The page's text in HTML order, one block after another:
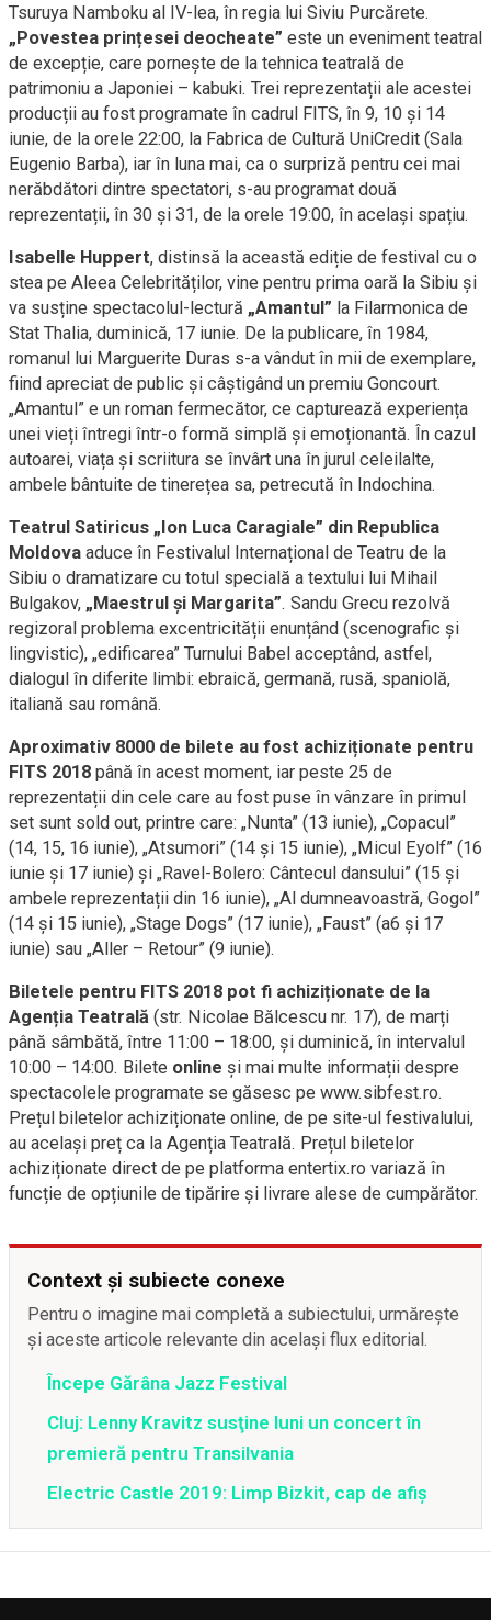
Tsuruya Namboku al IV-lea, în regia lui Siviu Purcărete.
„Povestea prințesei deocheate” este un eveniment teatral
de excepție, care pornește de la tehnica teatrală de
patrimoniu a Japoniei – kabuki. Trei reprezentații ale acestei
producții au fost programate în cadrul FITS, în 9, 10 și 14
iunie, de la orele 22:00, la Fabrica de Cultură UniCredit (Sala
Eugenio Barba), iar în luna mai, ca o surpriză pentru cei mai
nerăbdători dintre spectatori, s-au programat două
reprezentații, în 30 și 31, de la orele 19:00, în același spațiu.
Isabelle Huppert, distinsă la această ediție de festival cu o
stea pe Aleea Celebrităților, vine pentru prima oară la Sibiu și
va susține spectacolul-lectură „Amantul” la Filarmonica de
Stat Thalia, duminică, 17 iunie. De la publicare, în 1984,
romanul lui Marguerite Duras s-a vândut în mii de exemplare,
fiind apreciat de public și câștigând un premiu Goncourt.
„Amantul” e un roman fermecător, ce capturează experiența
unei vieți întregi într-o formă simplă și emoționantă. În cazul
autoarei, viața și scriitura se învârt una în jurul celeilalte,
ambele bântuite de tinerețea sa, petrecută în Indochina.
Teatrul Satiricus „Ion Luca Caragiale” din Republica
Moldova aduce în Festivalul Internațional de Teatru de la
Sibiu o dramatizare cu totul specială a textului lui Mihail
Bulgakov, „Maestrul și Margarita”. Sandu Grecu rezolvă
regizoral problema excentricității enunțând (scenografic și
lingvistic), „edificarea” Turnului Babel acceptând, astfel,
dialogul în diferite limbi: ebraică, germană, rusă, spaniolă,
italiană sau română.
Aproximativ 8000 de bilete au fost achiziționate pentru
FITS 2018 până în acest moment, iar peste 25 de
reprezentații din cele care au fost puse în vânzare în primul
set sunt sold out, printre care: „Nunta” (13 iunie), „Copacul”
(14, 15, 16 iunie), „Atsumori” (14 și 15 iunie), „Micul Eyolf” (16
iunie și 17 iunie) și „Ravel-Bolero: Cântecul dansului” (15 și
ambele reprezentații din 16 iunie), „Al dumneavoastră, Gogol”
(14 și 15 iunie), „Stage Dogs” (17 iunie), „Faust” (a6 și 17
iunie) sau „Aller – Retour” (9 iunie).
Biletele pentru FITS 2018 pot fi achiziționate de la
Agenția Teatrală (str. Nicolae Bălcescu nr. 17), de marți
până sâmbătă, între 11:00 – 18:00, și duminică, în intervalul
10:00 – 14:00. Bilete online și mai multe informații despre
spectacolele programate se găsesc pe www.sibfest.ro.
Prețul biletelor achiziționate online, de pe site-ul festivalului,
au același preț ca la Agenția Teatrală. Prețul biletelor
achiziționate direct de pe platforma entertix.ro variază în
funcție de opțiunile de tipărire și livrare alese de cumpărător.
Context și subiecte conexe
Pentru o imagine mai completă a subiectului, urmărește
și aceste articole relevante din același flux editorial.
Începe Gărâna Jazz Festival
Cluj: Lenny Kravitz susţine luni un concert în
premieră pentru Transilvania
Electric Castle 2019: Limp Bizkit, cap de afiş